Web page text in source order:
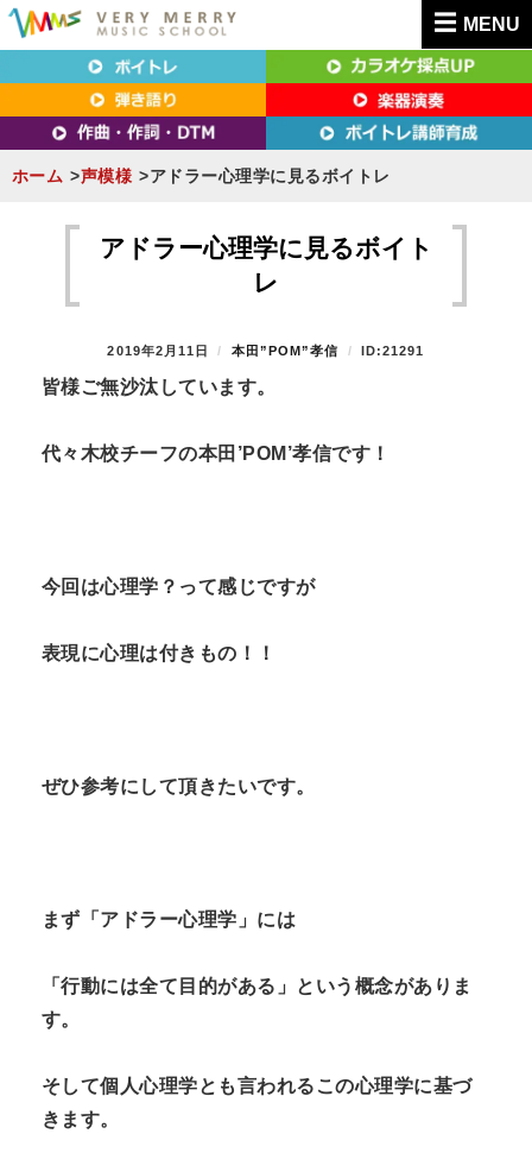
MENU
東京（新宿・八王子）・横浜・名古屋・京都で
「本気」になれるボイトレ教室｜VERY MERRY
MUSIC SCHOOL（ベリーメリー）
東京（新宿・八王子）・横浜・名古屋・京都で「本気」になれるボイトレ教室｜
VERY MERRY MUSIC SCHOOL（ベリーメリー）
ホーム 声模様 アドラー心理学に見るボイトレ
アドラー心理学に見るボイト
レ
P
S
E
D
2019年2月11日
B
本田”POM”孝信 ID:21291
皆様ご無沙汰しています。
代々木校チーフの本田 ’POM’孝信です！
今回は心理学？って感じですが
表現に心理は付きもの！！
ぜひ参考にして頂きたいです。
まず「アドラー心理学」には
「行動には全て目的がある」という概念がありま
す。
そして個人心理学とも言われるこの心理学に基づ
きます。